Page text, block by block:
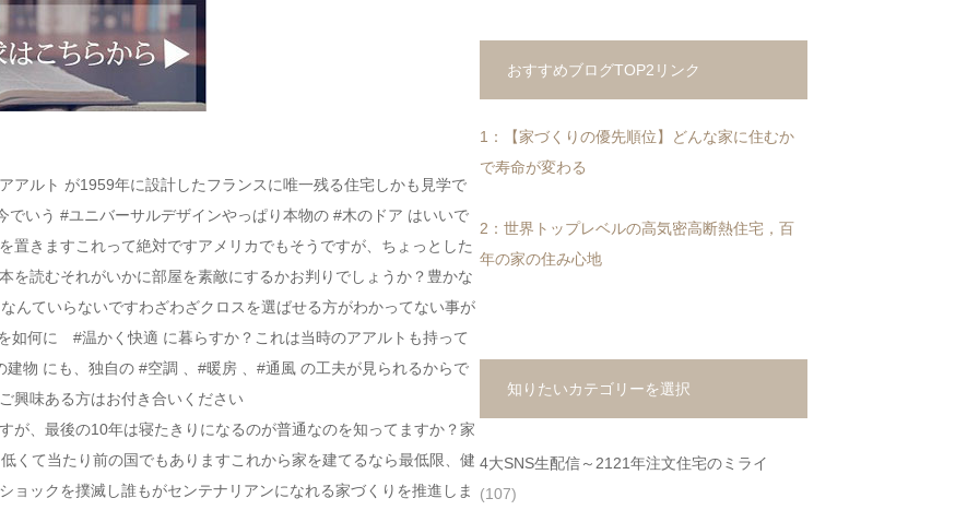
ルト が1959年に設計したフランスに唯一残る住宅しかも見学で
いう #ユニバーサルデザインやっぱり本物の #木のドア はいいで
置きますこれって絶対ですアメリカでもそうですが、ちょっとした
を読むそれがいかに部屋を素敵にするかお判りでしょうか？豊かな
んていらないですわざわざクロスを選ばせる方がわかってない事が
如何に #温かく快適 に暮らすか？これは当時のアアルトも持って
物 にも、独自の #空調 、#暖房 、#通風 の工夫が見られるからで
興味ある方はお付き合いください
の10年は寝たきりになるのが普通なのを知ってますか？家
くて当たり前の国でもありますこれから家を建てるなら最低限、健
ョックを撲滅し誰もがセンテナリアンになれる家づくりを推進しま
おすすめブログTOP2リンク
1：【家づくりの優先順位】どんな家に住むか
で寿命が変わる
2：世界トップレベルの高気密高断熱住宅，百
年の家の住み心地
知りたいカテゴリーを選択
4大SNS生配信～2121年注文住宅のミライ
(107)